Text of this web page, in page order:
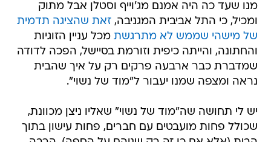
מנו שעד כה היה אמנם מג'וייף וסטלן אבל מתוק
ומכיל, כי התל אביבית המגניבה,זאת שהציגה תדמית
של מישהי שממש לא מתרגשת מכל עניין הזוגיות
והחתונה, והייתה כיפית וזורמת בסיישל, הפכה לדודה
שמדברת כבר ארבעה פרקים רק על איך שהבית
נראה ומצפה שמנו יעבור ל"מוד של נשוי".
יש לי תחושה שה"מוד של נשוי" שאליו ניצן מכוונת,
שכולל פחות מועבטים עם חברים, פחות עישון בתוך